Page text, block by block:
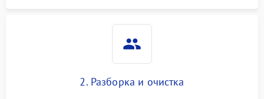
2. Разборка и очистка